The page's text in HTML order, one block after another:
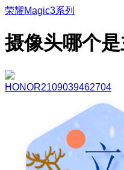
荣耀Magic3系列
摄像头哪个
HONOR2109039462704